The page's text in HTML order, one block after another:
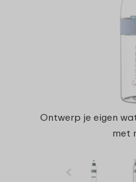
Ontwerp je eigen
met